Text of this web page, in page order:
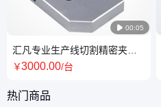
 00:05
汇凡专业生产线切割精密夹具
性能稳定 批号合格资质齐全专
￥3000.00/台
热门商品